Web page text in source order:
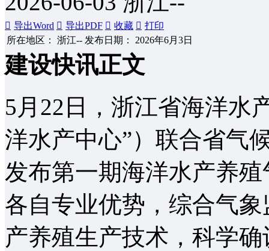
程
讯
VIP项目
询价采
谈判采
购
 导出Word  导出PDF  收藏  打印
所在地区：
浙江-- 发布日期： 2026年6月3日
建设快讯正文
5月22日，浙江省海洋水
洋水产中心”）联合省气
发布第一期海洋水产养
各自专业优势，综合气
产养殖生产技术，科学